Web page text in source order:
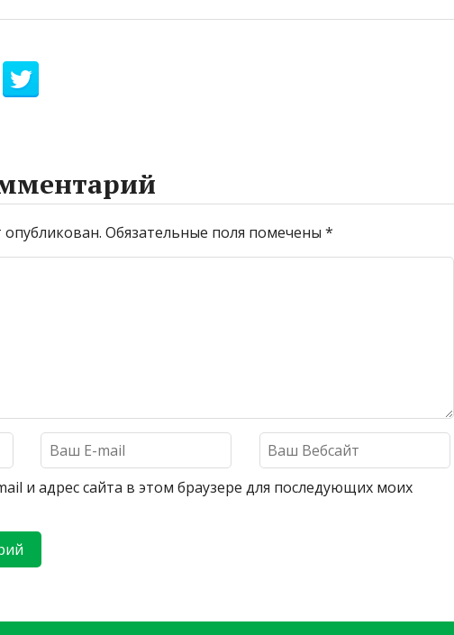
Обязательные поля помечены *
и адрес сайта в этом браузере для последующих моих